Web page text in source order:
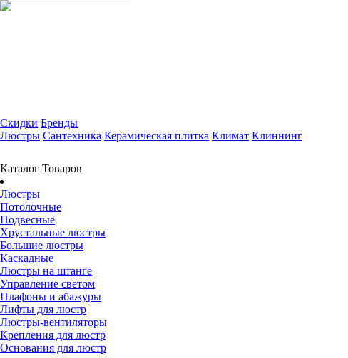
Скидки Бренды
Люстры Сантехника Керамическая плитка Климат Клиннинг
Каталог Товаров
Люстры
Потолочные
Подвесные
Хрустальные люстры
Большие люстры
Каскадные
Люстры на штанге
Управление светом
Плафоны и абажуры
Лифты для люстр
Люстры-вентиляторы
Крепления для люстр
Основания для люстр